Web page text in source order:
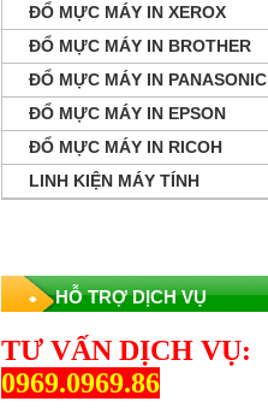
ĐỔ MỰC MÁY IN XEROX
ĐỔ MỰC MÁY IN BROTHER
ĐỔ MỰC MÁY IN PANASONIC
ĐỔ MỰC MÁY IN EPSON
ĐỔ MỰC MÁY IN RICOH
LINH KIỆN MÁY TÍNH
HỖ TRỢ DỊCH VỤ
TƯ VẤN DỊCH VỤ:
0969.0969.86